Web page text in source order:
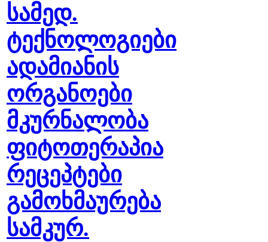
სამედ.
ტექნოლოგიები
ადამიანის
ორგანოები
მკურნალობა
ფიტოთერაპია
რეცეპტები
გამოხმაურება
სამკურ.